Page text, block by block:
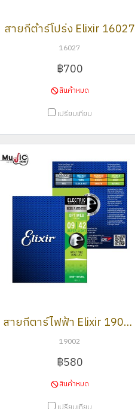
สายกีต้าร์โปร่ง Elixir 16027
16027
฿700
สินค้าหมด
เปรียบเทียบ
สายกีตาร์ไฟฟ้า Elixir 19002
19002
฿580
สินค้าหมด